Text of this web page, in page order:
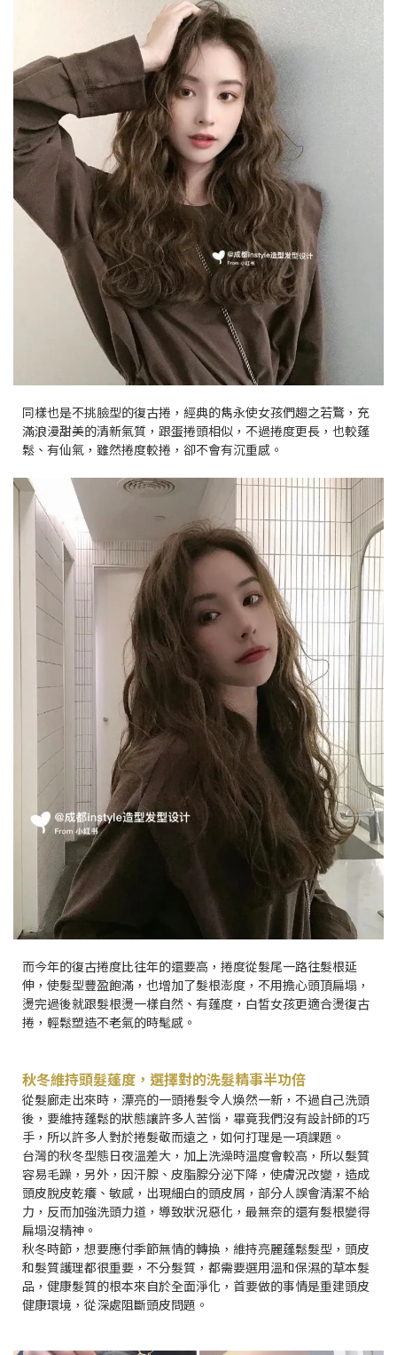
同樣也是不挑臉型的復古捲，經典的雋永使女孩們趨之若鶩，充
滿浪漫甜美的清新氣質，跟蛋捲頭相似，不過捲度更長，也較蓬
鬆、有仙氣，雖然捲度較捲，卻不會有沉重感。
而今年的復古捲度比往年的還要高，捲度從髮尾一路往髮根延
伸，使髮型豐盈飽滿，也增加了髮根澎度，不用擔心頭頂扁塌，
燙完過後就跟髮根燙一樣自然、有蓬度，白皙女孩更適合燙復古
捲，輕鬆塑造不老氣的時髦感。
秋冬維持頭髮蓬度，選擇對的洗髮精事半功倍
從髮廊走出來時，漂亮的一頭捲髮令人煥然一新，不過自己洗頭
後，要維持蓬鬆的狀態讓許多人苦惱，畢竟我們沒有設計師的巧
手，所以許多人對於捲髮敬而遠之，如何打理是一項課題。
台灣的秋冬型態日夜溫差大，加上洗澡時溫度會較高，所以髮質
容易毛躁，另外，因汗腺、皮脂腺分泌下降，使膚況改變，造成
頭皮脫皮乾癢、敏感，出現細白的頭皮屑，部分人誤會清潔不給
力，反而加強洗頭力道，導致狀況惡化，最無奈的還有髮根變得
扁塌沒精神。
秋冬時節，想要應付季節無情的轉換，維持亮麗蓬鬆髮型，頭皮
和髮質護理都很重要，不分髮質，都需要選用溫和保濕的草本髮
品，健康髮質的根本來自於全面淨化，首要做的事情是重建頭皮
健康環境，從深處阻斷頭皮問題。